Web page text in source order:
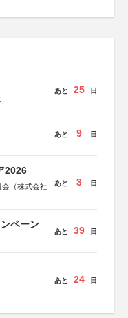
あと 25 日
あと 9 日
2026
（株式会社
あと 3 日
ペーン
あと 39 日
あと 24 日